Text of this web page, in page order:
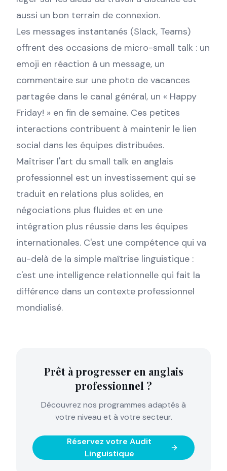
aussi un bon terrain de connexion.
Les messages instantanés (Slack, Teams)
offrent des occasions de micro-small talk : un
emoji en réaction à un message, un
commentaire sur une photo de vacances
partagée dans le canal général, un « Happy
Friday! » en fin de semaine. Ces petites
interactions contribuent à maintenir le lien
social dans les équipes distribuées.
Maîtriser l'art du small talk en anglais
professionnel est un investissement qui se
traduit en relations plus solides, en
négociations plus fluides et en une
intégration plus réussie dans les équipes
internationales. C'est une compétence qui va
au-delà de la simple maîtrise linguistique :
c'est une intelligence relationnelle qui fait la
différence dans un contexte professionnel
mondialisé.
Prêt à progresser en anglais
professionnel ?
Découvrez nos programmes adaptés à
votre niveau et à votre secteur.
Réservez votre Audit
Linguistique